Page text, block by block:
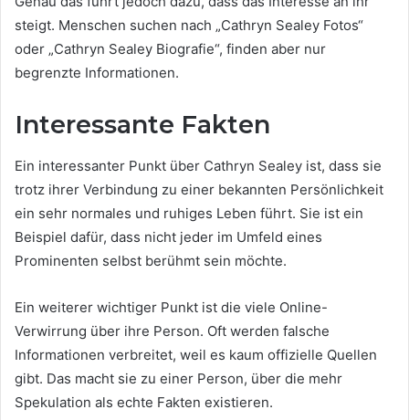
steigt. Menschen suchen nach „Cathryn Sealey Fotos“
oder „Cathryn Sealey Biografie“, finden aber nur
begrenzte Informationen.
Interessante Fakten
Ein interessanter Punkt über Cathryn Sealey ist, dass sie
trotz ihrer Verbindung zu einer bekannten Persönlichkeit
ein sehr normales und ruhiges Leben führt. Sie ist ein
Beispiel dafür, dass nicht jeder im Umfeld eines
Prominenten selbst berühmt sein möchte.
Ein weiterer wichtiger Punkt ist die viele Online-
Verwirrung über ihre Person. Oft werden falsche
Informationen verbreitet, weil es kaum offizielle Quellen
gibt. Das macht sie zu einer Person, über die mehr
Spekulation als echte Fakten existieren.